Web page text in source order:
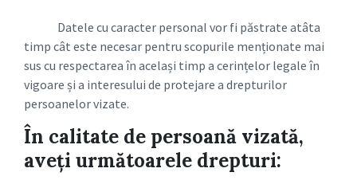
Datele cu caracter personal vor fi păstrate atâta
timp cât este necesar pentru scopurile menționate mai
sus cu respectarea în același timp a cerințelor legale în
vigoare și a interesului de protejare a drepturilor
persoanelor vizate.
În calitate de persoană vizată,
aveți următoarele drepturi: